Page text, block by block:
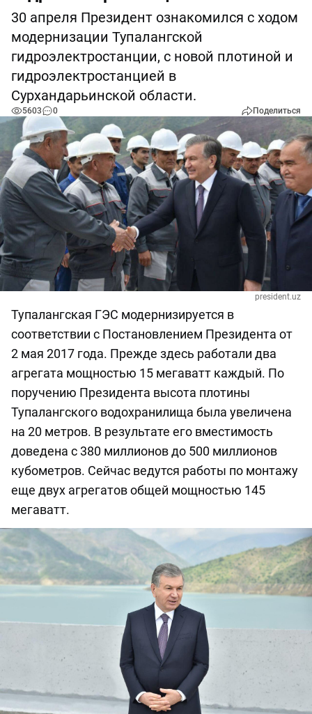
30 апреля Президент ознакомился с ходом
модернизации Тупалангской
гидроэлектростанции, с новой плотиной и
гидроэлектростанцией в
Сурхандарьинской области.
5603 0 Поделиться
president.uz
Тупалангская ГЭС модернизируется в
соответствии с Постановлением Президента от
2 мая 2017 года. Прежде здесь работали два
агрегата мощностью 15 мегаватт каждый. По
поручению Президента высота плотины
Тупалангского водохранилища была увеличена
на 20 метров. В результате его вместимость
доведена с 380 миллионов до 500 миллионов
кубометров. Сейчас ведутся работы по монтажу
еще двух агрегатов общей мощностью 145
мегаватт.